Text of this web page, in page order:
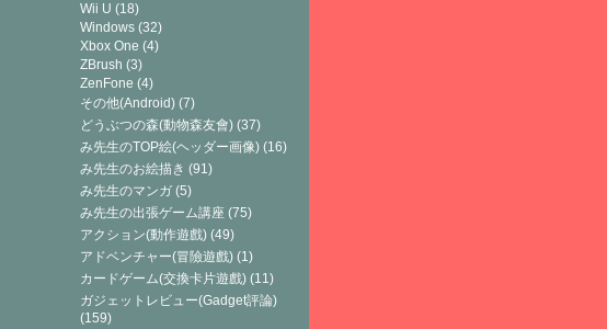
Wii U (18)
Windows (32)
Xbox One (4)
ZBrush (3)
ZenFone (4)
その他(Android) (7)
どうぶつの森(動物森友會) (37)
み先生のTOP絵(ヘッダー画像) (16)
み先生のお絵描き (91)
み先生のマンガ (5)
み先生の出張ゲーム講座 (75)
アクション(動作遊戲) (49)
アドベンチャー(冒險遊戲) (1)
カードゲーム(交換卡片遊戲) (11)
ガジェットレビュー(Gadget評論)
(159)